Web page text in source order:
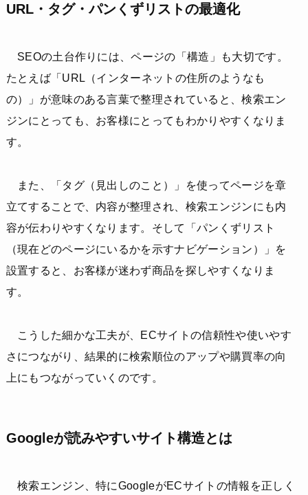
URL・タグ・パンくずリストの最適化
SEOの土台作りには、ページの「構造」も大切です。
たとえば「URL（インターネットの住所のようなも
の）」が意味のある言葉で整理されていると、検索エン
ジンにとっても、お客様にとってもわかりやすくなりま
す。
また、「タグ（見出しのこと）」を使ってページを章
立てすることで、内容が整理され、検索エンジンにも内
容が伝わりやすくなります。そして「パンくずリスト
（現在どのページにいるかを示すナビゲーション）」を
設置すると、お客様が迷わず商品を探しやすくなりま
す。
こうした細かな工夫が、ECサイトの信頼性や使いやす
さにつながり、結果的に検索順位のアップや購買率の向
上にもつながっていくのです。
Googleが読みやすいサイト構造とは
検索エンジン、特にGoogleがECサイトの情報を正しく